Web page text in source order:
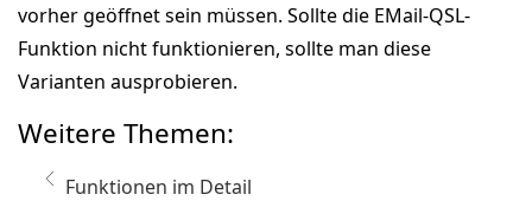
vorher geöffnet sein müssen. Sollte die EMail-QSL-
Funktion nicht funktionieren, sollte man diese
Varianten ausprobieren.
Weitere Themen:
Funktionen im Detail